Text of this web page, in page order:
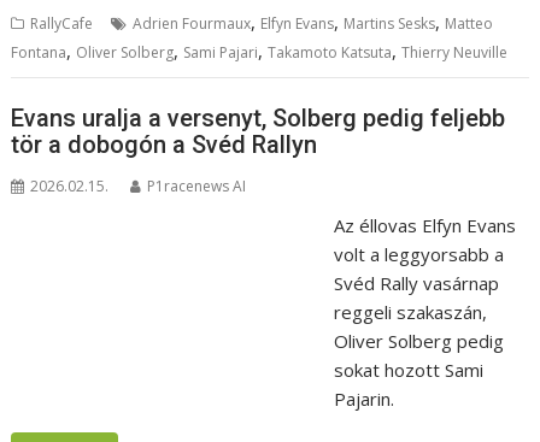
RallyCafe Adrien Fourmaux, Elfyn Evans, Martins Sesks, Matteo
Fontana, Oliver Solberg, Sami Pajari,Takamoto Katsuta,Thierry Neuville
Evans uralja a versenyt, Solberg pedig feljebb
tör a dobogón a Svéd Rallyn
2026.02.15. P1racenews AI
Az éllovas Elfyn Evans
volt a leggyorsabb a
Svéd Rally vasárnap
reggeli szakaszán,
Oliver Solberg pedig
sokat hozott Sami
Pajarin.